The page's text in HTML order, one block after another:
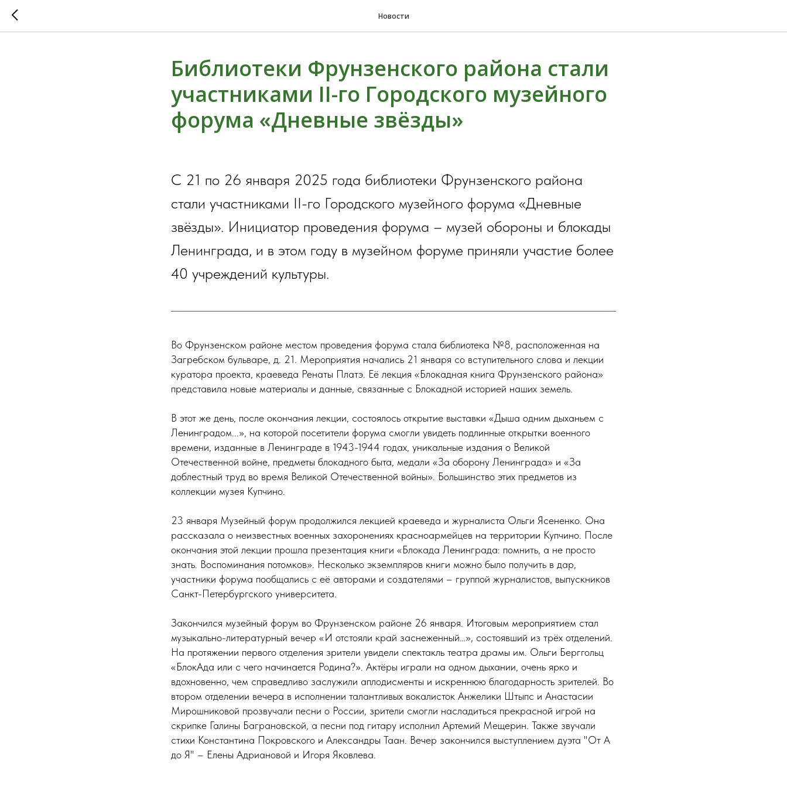
Новости
Библиотеки Фрунзенского района стали
участниками II-го Городского музейного
форума «Дневные звёзды»
С 21 по 26 января 2025 года библиотеки Фрунзенского района
стали участниками II-го Городского музейного форума «Дневные
звёзды». Инициатор проведения форума – музей обороны и блокады
Ленинграда, и в этом году в музейном форуме приняли участие более
40 учреждений культуры.
Во Фрунзенском районе местом проведения форума стала библиотека №8, расположенная на
Загребском бульваре, д. 21. Мероприятия начались 21 января со вступительного слова и лекции
куратора проекта, краеведа Ренаты Платэ. Её лекция «Блокадная книга Фрунзенского района»
представила новые материалы и данные, связанные с Блокадной историей наших земель.
В этот же день, после окончания лекции, состоялось открытие выставки «Дыша одним дыханьем с
Ленинградом...», на которой посетители форума смогли увидеть подлинные открытки военного
времени, изданные в Ленинграде в 1943-1944 годах, уникальные издания о Великой
Отечественной войне, предметы блокадного быта, медали «За оборону Ленинграда» и «За
доблестный труд во время Великой Отечественной войны». Большинство этих предметов из
коллекции музея Купчино.
23 января Музейный форум продолжился лекцией краеведа и журналиста Ольги Ясененко. Она
рассказала о неизвестных военных захоронениях красноармейцев на территории Купчино. После
окончания этой лекции прошла презентация книги «Блокада Ленинграда: помнить, а не просто
знать. Воспоминания потомков». Несколько экземпляров книги можно было получить в дар,
участники форума пообщались с её авторами и создателями – группой журналистов, выпускников
Санкт-Петербургского университета.
Закончился музейный форум во Фрунзенском районе 26 января. Итоговым мероприятием стал
музыкально-литературный вечер «И отстояли край заснеженный…», состоявший из трёх отделений.
На протяжении первого отделения зрители увидели спектакль театра драмы им. Ольги Берггольц
«БлокАда или с чего начинается Родина?». Актёры играли на одном дыхании, очень ярко и
вдохновенно, чем справедливо заслужили аплодисменты и искреннюю благодарность зрителей. Во
втором отделении вечера в исполнении талантливых вокалисток Анжелики Штыпс и Анастасии
Мирошниковой прозвучали песни о России, зрители смогли насладиться прекрасной игрой на
скрипке Галины Баграновской, а песни под гитару исполнил Артемий Мещерин. Также звучали
стихи Константина Покровского и Александры Таан. Вечер закончился выступлением дуэта "От А
до Я" – Елены Адриановой и Игоря Яковлева.